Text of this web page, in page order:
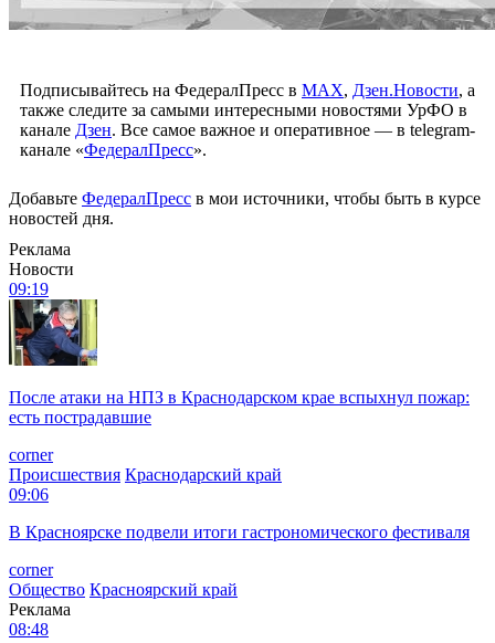
Подписывайтесь на ФедералПресс в МАХ, Дзен.Новости, а
также следите за самыми интересными новостями УрФО в
канале Дзен. Все самое важное и оперативное — в telegram-
канале «ФедералПресс».
Добавьте ФедералПресс в мои источники, чтобы быть в курсе
новостей дня.
Реклама
Новости
09:19
После атаки на НПЗ в Краснодарском крае вспыхнул пожар:
есть пострадавшие
corner
Происшествия Краснодарский край
09:06
В Красноярске подвели итоги гастрономического фестиваля
corner
Общество Красноярский край
Реклама
08:48